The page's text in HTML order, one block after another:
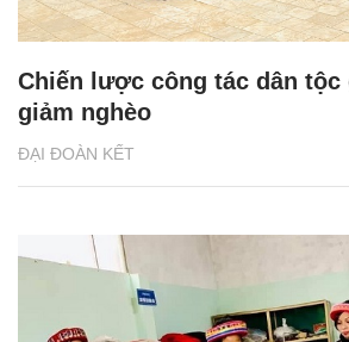
ĐẠI ĐOÀN KẾT
Chiến lược công tác dân tộc
giảm nghèo